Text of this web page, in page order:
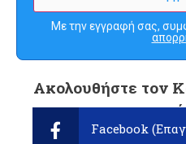
Με την εγγραφή σας,
Ακολουθήστε τον
Facebook